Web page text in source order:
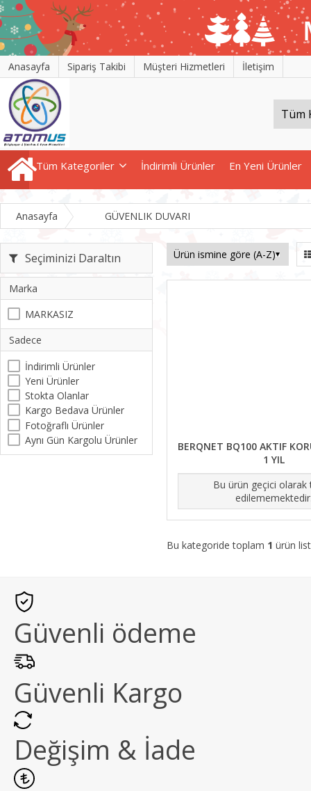
Anasayfa Sipariş Takibi Müşteri Hizmetleri İletişim
Tüm Kategoriler İndirimli Ürünler En Yeni Ürünler
Anasayfa GÜVENLIK DUVARI
Seçiminizi Daraltın
Marka
MARKASIZ
Sadece
İndirimli Ürünler
Yeni Ürünler
Stokta Olanlar
Kargo Bedava Ürünler
Fotoğraflı Ürünler
Aynı Gün Kargolu Ürünler
BERQNET BQ100 AKTIF
1 YIL
Bu ürün geçici olarak
Bu kategoride toplam 1 ürün
Güvenli ödeme
Güvenli Kargo
Değişim & İade